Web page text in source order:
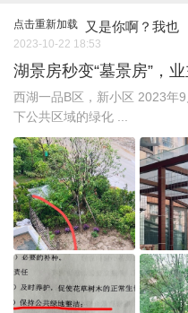
点击重新加载 又是你啊？我也
2023-10-22 18:53
湖景房秒变“墓景房”，
西湖一品B区，新小区 2023年
下公共区域的绿化 ...